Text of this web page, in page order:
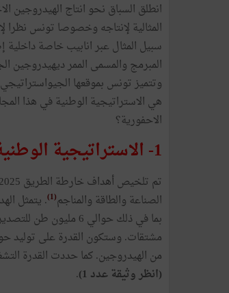
المثالية لإنتاجه وخصوصا تونس نظرا
سبيل المثال عبر انابيب خاصة داخلية
وتتميز تونس بموقعها
هي الاستراتيجية الوطنية في هذا
الاحفورية؟
1- الاستراتيجية الوطنية لتطوير الهيدروجين الأخضر ومشتقاته في تونس
الصناعة والطاقة والمناجم(1)
من الهيدروجين. كما حددت القدرة
(انظر وثيقة عدد 1)
.